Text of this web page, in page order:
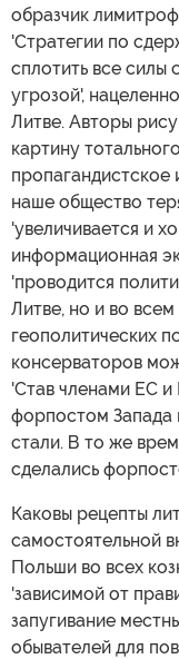
образчик
'Стратегии по
сплотить все силы
угрозой',
Литве. Авторы
картину
пропагандистское
наше общество
'увеличивается и
информационная
'проводится
Литве, но и во
геополитических
консерваторов
'Став членами ЕС и
форпостом Запада
стали. В то же
сделались
Каковы рецепты
самостоятельной
Польши во всех
'зависимой от
запугивание
обывателей для